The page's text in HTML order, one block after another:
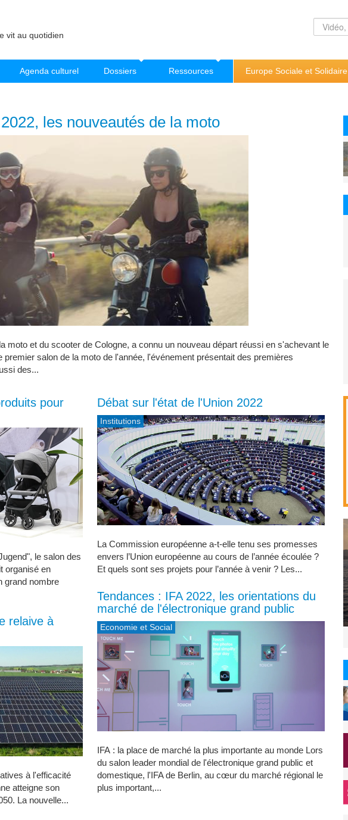
vit au quotidien
Agenda culturel Dossiers Ressources Europe Sociale et Solidaire
les nouveautés de la moto
moto et du scooter de Cologne, a connu un nouveau départ réussi en s'achevant le
salon de la moto de l'année, l'événement présentait des premières
des...
pour
le salon des
organisé en
grand nombre
relaive à
à l'efficacité
atteigne son
La nouvelle...
Débat sur l'état de l'Union 2022
Institutions
La Commission européenne a-t-elle tenu ses promesses
envers l’Union européenne au cours de l’année écoulée ?
Et quels sont ses projets pour l’année à venir ? Les...
Tendances : IFA 2022, les orientations du
marché de l'électronique grand public
Economie et Social
IFA : la place de marché la plus importante au monde Lors
du salon leader mondial de l'électronique grand public et
domestique, l'IFA de Berlin, au cœur du marché régional le
plus important,...